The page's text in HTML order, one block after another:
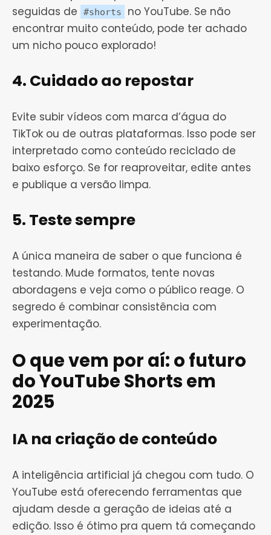
seguidas de
#shorts
no YouTube. Se não
encontrar muito conteúdo, pode ter achado
um nicho pouco explorado!
4. Cuidado ao repostar
Evite subir vídeos com marca d’água do
TikTok ou de outras plataformas. Isso pode ser
interpretado como conteúdo reciclado de
baixo esforço. Se for reaproveitar, edite antes
e publique a versão limpa.
5. Teste sempre
A única maneira de saber o que funciona é
testando. Mude formatos, tente novas
abordagens e veja como o público reage. O
segredo é combinar consistência com
experimentação.
O que vem por aí: o futuro
do YouTube Shorts em
2025
IA na criação de conteúdo
A inteligência artificial já chegou com tudo. O
YouTube está oferecendo ferramentas que
ajudam desde a geração de ideias até a
edição. Isso é ótimo pra quem tá começando